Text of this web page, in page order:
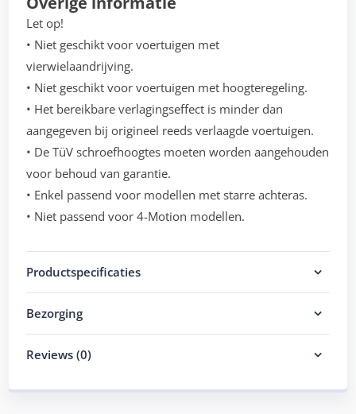
Let op!
• Niet geschikt voor voertuigen met
vierwielaandrijving.
• Niet geschikt voor voertuigen met hoogteregeling.
• Het bereikbare verlagingseffect is minder dan
aangegeven bij origineel reeds verlaagde voertuigen.
• De TüV schroefhoogtes moeten worden aangehouden
voor behoud van garantie.
• Enkel passend voor modellen met starre achteras.
• Niet passend voor 4-Motion modellen.
Productspecificaties
Bezorging
Reviews (0)